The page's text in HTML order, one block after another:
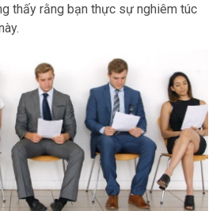
thấy rằng bạn thực sự nghiêm túc